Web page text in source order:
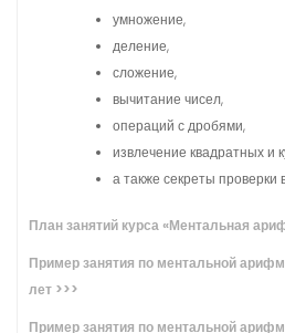
умножение,
деление,
сложение,
вычитание чисел,
операций с дробями,
извлечение квадратных и
а также секреты проверки
План занятий курса «Ментальная
Пример занятия по ментальной
лет >>>
Пример занятия по ментальной